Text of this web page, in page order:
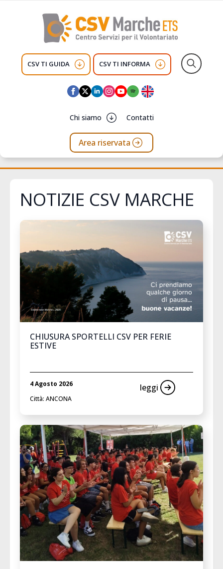
CSV TI GUIDA CSV TI INFORMA
Chi siamo Contatti
Area riservata
NOTIZIE CSV MARCHE
CHIUSURA SPORTELLI CSV PER FERIE
ESTIVE
4 Agosto 2026
Città: ANCONA
leggi